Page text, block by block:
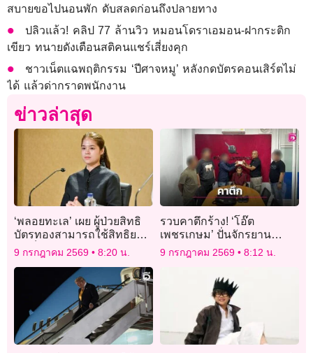
สบายขอไปนอนพัก ดับสลดก่อนถึงปลายทาง
ปลิวแล้ว! คลิป 77 ล้านวิว หมอนโดราเอมอน-ฝากระติก
เขียว ทนายดังเตือนสติคนแชร์เสี่ยงคุก
ชาวเน็ตแฉพฤติกรรม ‘ปีศาจหมู’ หลังกดบัตรคอนเสิร์ตไม่
ได้ แล้วด่ากราดพนักงาน
ข่าวล่าสุด
‘พลอยทะเล’ เผย ผู้ป่วยสิทธิ
บัตรทองสามารถใช้สิทธิยา
มะเร็งนวัตกรรม ‘ราช
วิทยาลัย-สถาบันจุฬาภรณ์’
9 กรกฎาคม 2569 8:20 น.
รวบคาตึกร้าง! ‘โอ๊ต
เพชรเกษม’ ปั่นจักรยาน
กบดาน หลังตัดสายไฟเมน
ชาวบ้านขายประทังชีวิต
9 กรกฎาคม 2569 8:12 น.